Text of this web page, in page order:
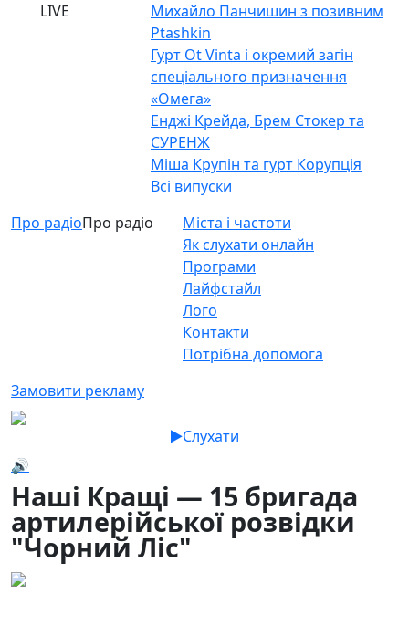
LIVE
Михайло Панчишин з позивним
Ptashkin
Гурт Ot Vinta і окремий загін
спеціального призначення
«Омега»
Енджі Крейда, Брем Стокер та
СУРЕНЖ
Міша Крупін та гурт Корупція
Всі випуски
Про радіоПро радіо
Міста і частоти
Як слухати онлайн
Програми
Лайфстайл
Лого
Контакти
Потрібна допомога
Замовити рекламу
Слухати
🔊
Наші Кращі — 15 бригада
артилерійської розвідки
"Чорний Ліс"